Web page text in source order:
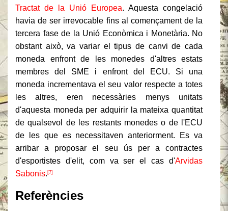
Tractat de la Unió Europea. Aquesta congelació
havia de ser irrevocable fins al començament de la
tercera fase de la Unió Econòmica i Monetària. No
obstant això, va variar el tipus de canvi de cada
moneda enfront de les monedes d'altres estats
membres del SME i enfront del ECU. Si una
moneda incrementava el seu valor respecte a totes
les altres, eren necessàries menys unitats
d'aquesta moneda per adquirir la mateixa quantitat
de qualsevol de les restants monedes o de l'ECU
de les que es necessitaven anteriorment. Es va
arribar a proposar el seu ús per a contractes
d'esportistes d'elit, com va ser el cas d'Arvidas
Sabonis. [7]
Referències